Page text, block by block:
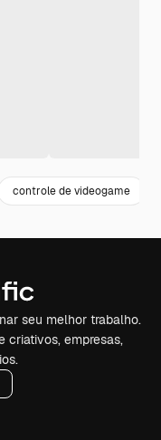
controle de videogame
seu melhor trabalho.
criativos, empresas,